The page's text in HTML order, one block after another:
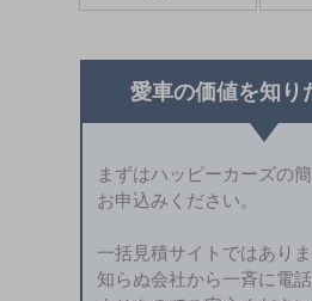
愛車の価値を知り
まずはハッピーカーズの
お申込みください。
一括見積サイトではあり
知らぬ会社から一斉に電